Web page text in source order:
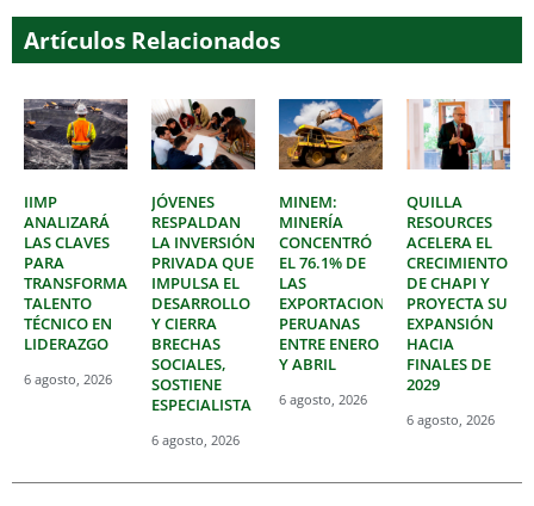
Artículos Relacionados
IIMP
ANALIZARÁ
LAS CLAVES
PARA
TRANSFORMAR
TALENTO
TÉCNICO EN
LIDERAZGO
6 agosto, 2026
JÓVENES
RESPALDAN
LA INVERSIÓN
PRIVADA QUE
IMPULSA EL
DESARROLLO
Y CIERRA
BRECHAS
SOCIALES,
SOSTIENE
ESPECIALISTA
6 agosto, 2026
MINEM:
MINERÍA
CONCENTRÓ
EL 76.1% DE
LAS
EXPORTACIONES
PERUANAS
ENTRE ENERO
Y ABRIL
6 agosto, 2026
QUILLA
RESOURCES
ACELERA EL
CRECIMIENTO
DE CHAPI Y
PROYECTA SU
EXPANSIÓN
HACIA
FINALES DE
2029
6 agosto, 2026